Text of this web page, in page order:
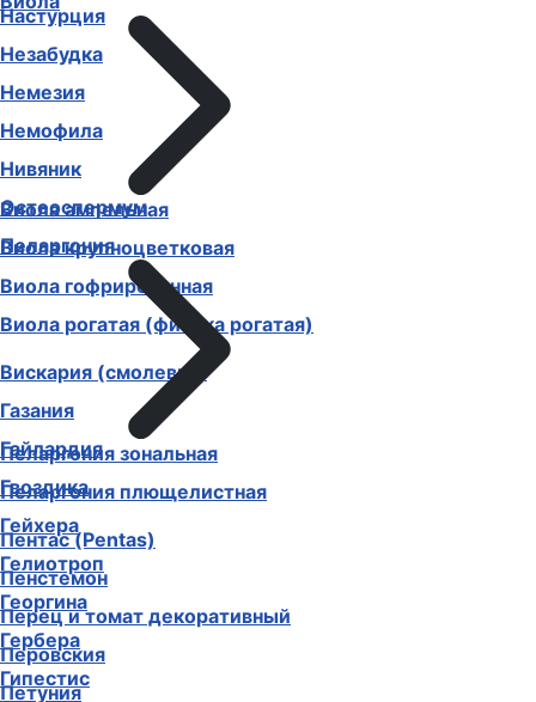
Виола ампельная
Виола крупноцветковая
Виола гофрированная
Виола рогатая (фиалка рогатая)
Вискария (смолевка)
Газания
Гайлардия
Гвоздика
Гейхера
Гелиотроп
Георгина
Гербера
Гипестис
Настурция
Незабудка
Немезия
Немофила
Нивяник
Остеоспермум
Пеларгония
Пеларгония зональная
Пеларгония плющелистная
Пентас (Pentas)
Пенстемон
Перец и томат декоративный
Перовския
Петуния